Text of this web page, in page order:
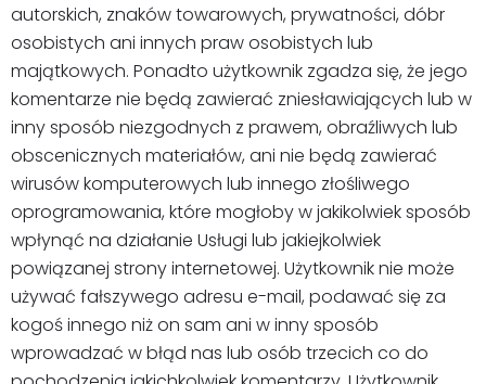
autorskich, znaków towarowych, prywatności, dóbr
osobistych ani innych praw osobistych lub
majątkowych. Ponadto użytkownik zgadza się, że jego
komentarze nie będą zawierać zniesławiających lub w
inny sposób niezgodnych z prawem, obraźliwych lub
obscenicznych materiałów, ani nie będą zawierać
wirusów komputerowych lub innego złośliwego
oprogramowania, które mogłoby w jakikolwiek sposób
wpłynąć na działanie Usługi lub jakiejkolwiek
powiązanej strony internetowej. Użytkownik nie może
używać fałszywego adresu e-mail, podawać się za
kogoś innego niż on sam ani w inny sposób
wprowadzać w błąd nas lub osób trzecich co do